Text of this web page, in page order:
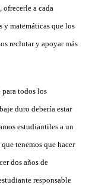
ofrecerle a cada
y matemáticas que los
reclutar y apoyar más
para todos los
duro debería estar
estudiantiles a un
tenemos que hacer
dos años de
responsable